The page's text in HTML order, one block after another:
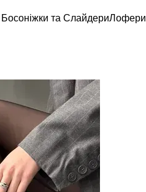
Босоніжки та СлайдериЛофери